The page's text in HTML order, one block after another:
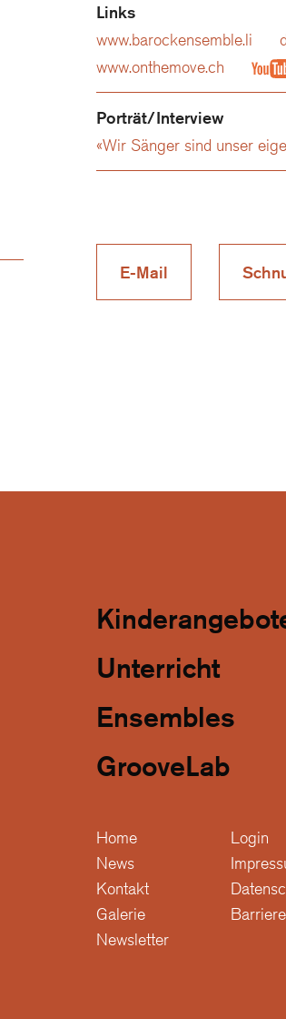
Links
www.barockensemble.li
www.onthemove.ch
Porträt/Interview
«Wir Sänger sind unser
E-Mail
Unterricht
Ensembles
GrooveLab
Home
News
Kontakt
Galerie
Newsletter
Login